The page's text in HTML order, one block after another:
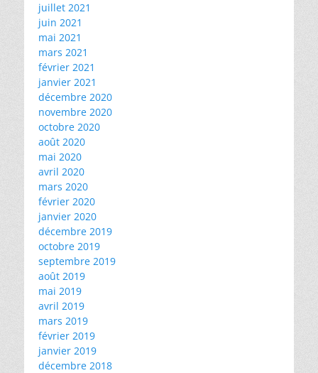
juillet 2021
juin 2021
mai 2021
mars 2021
février 2021
janvier 2021
décembre 2020
novembre 2020
octobre 2020
août 2020
mai 2020
avril 2020
mars 2020
février 2020
janvier 2020
décembre 2019
octobre 2019
septembre 2019
août 2019
mai 2019
avril 2019
mars 2019
février 2019
janvier 2019
décembre 2018